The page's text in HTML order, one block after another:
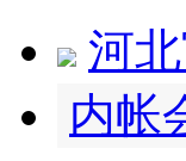
河
内帐